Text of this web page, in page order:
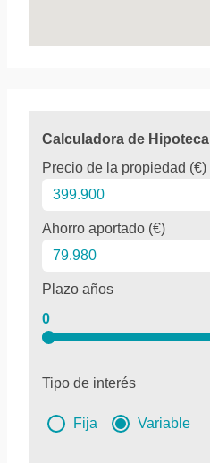
Calculadora de Hipoteca
Precio de la propiedad (€)
Ahorro aportado (€)
Plazo años
0
Tipo de interés
Fija Variable